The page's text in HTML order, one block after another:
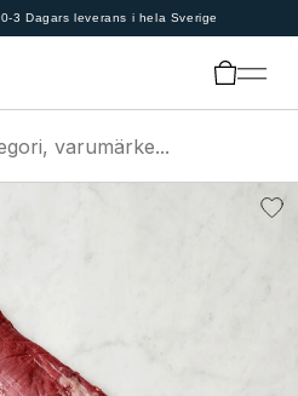
0-3 Dagars leverans i hela Sverige